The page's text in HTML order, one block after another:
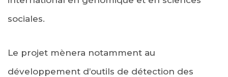
sociales.
Le projet mènera notamment au
développement d’outils de détection des